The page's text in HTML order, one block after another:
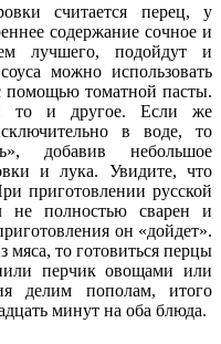
считается перец, у
содержание сочное и
лучшего, подойдут и
можно использовать
помощью томатной пасты.
то и другое. Если же
в воде, то
добавив небольшое
и лука. Увидите, что
приготовлении русской
полностью сварен и
он «дойдет».
мяса, то готовиться перцы
перчик овощами или
делим пополам, итого
минут на оба блюда.